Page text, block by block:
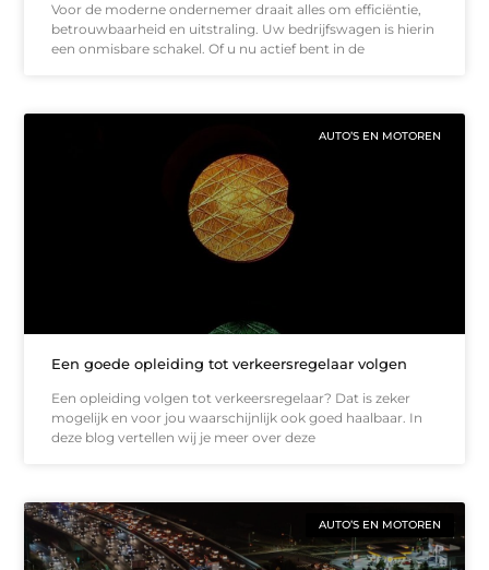
Voor de moderne ondernemer draait alles om efficiëntie,
betrouwbaarheid en uitstraling. Uw bedrijfswagen is hierin
een onmisbare schakel. Of u nu actief bent in de
AUTO’S EN MOTOREN
Een goede opleiding tot verkeersregelaar volgen
Een opleiding volgen tot verkeersregelaar? Dat is zeker
mogelijk en voor jou waarschijnlijk ook goed haalbaar. In
deze blog vertellen wij je meer over deze
AUTO’S EN MOTOREN